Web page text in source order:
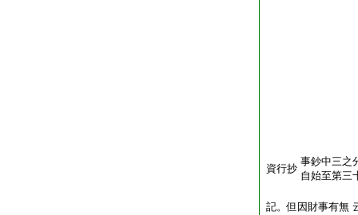
資行抄
事鈔中三之
自始至第三
記。但因財事有無